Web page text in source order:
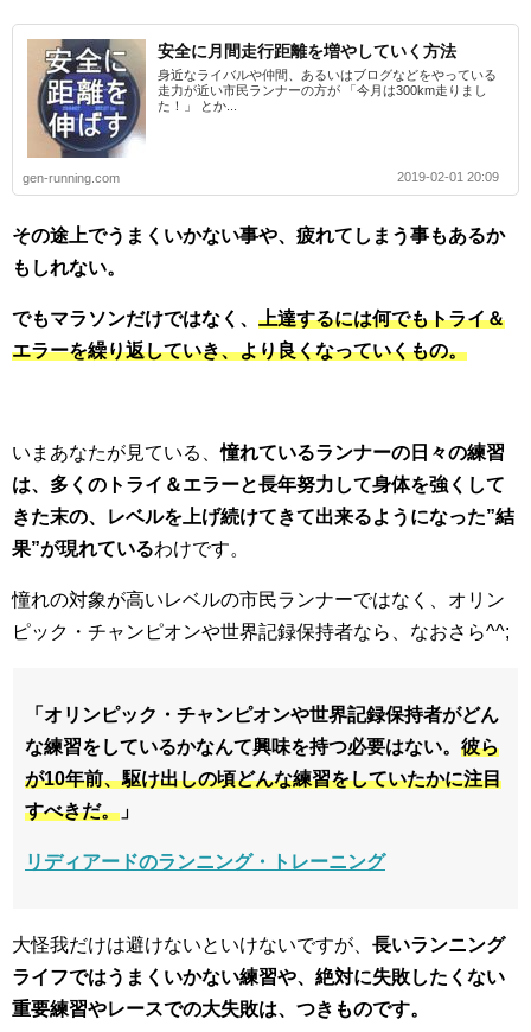
安全に月間走行距離を増やしていく方法
身近なライバルや仲間、あるいはブログなどをやっている
走力が近い市民ランナーの方が 「今月は300km走りまし
た！」 とか...
gen-running.com 2019-02-01 20:09
その途上でうまくいかない事や、疲れてしまう事もあるか
もしれない。
でもマラソンだけではなく、 上達するには何でもトライ＆
エラーを繰り返していき、より良くなっていくもの。
いまあなたが見ている、憧れているランナーの日々の練習
は、多くのトライ＆エラーと長年努力して身体を強くして
きた末の、レベルを上げ続けてきて出来るようになった”結
果”が現れているわけです。
憧れの対象が高いレベルの市民ランナーではなく、オリン
ピック・チャンピオンや世界記録保持者なら、なおさら^^;
「オリンピック・チャンピオンや世界記録保持者がどん
な練習をしているかなんて興味を持つ必要はない。 彼ら
が10年前、駆け出しの頃どんな練習をしていたかに注目
すべきだ。 」
リディアードのランニング・トレーニング
大怪我だけは避けないといけないですが、 長いランニング
ライフではうまくいかない練習や、絶対に失敗したくない
重要練習やレースでの大失敗は、つきものです。